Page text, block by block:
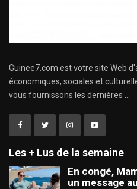
Guinee7.com est votre site Web
économiques, sociales et
vous fournissons les dernières ...
Les + Lus de la semaine
En congé,
un message